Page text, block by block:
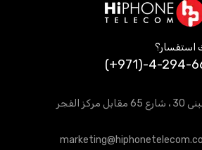
استفسار؟
(+971)-4-294-
القرهود ، مبنى 30 ، شارع 65 مقابل مركز الفجر